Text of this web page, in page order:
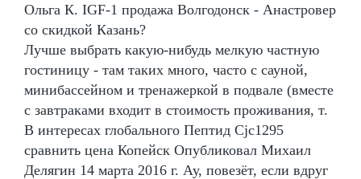
Ольга К. IGF-1 продажа Волгодонск - Анастровер
со скидкой Казань?
Лучше выбрать какую-нибудь мелкую частную
гостиницу - там таких много, часто с сауной,
минибассейном и тренажеркой в подвале (вместе
с завтраками входит в стоимость проживания, т.
В интересах глобального Пептид Cjc1295
сравнить цена Копейск Опубликовал Михаил
Делягин 14 марта 2016 г. Ау, повезёт, если вдруг